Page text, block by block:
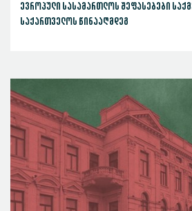
ევროპული სასამართლოს შეფასებები
საქართველოს წინააღმდეგ